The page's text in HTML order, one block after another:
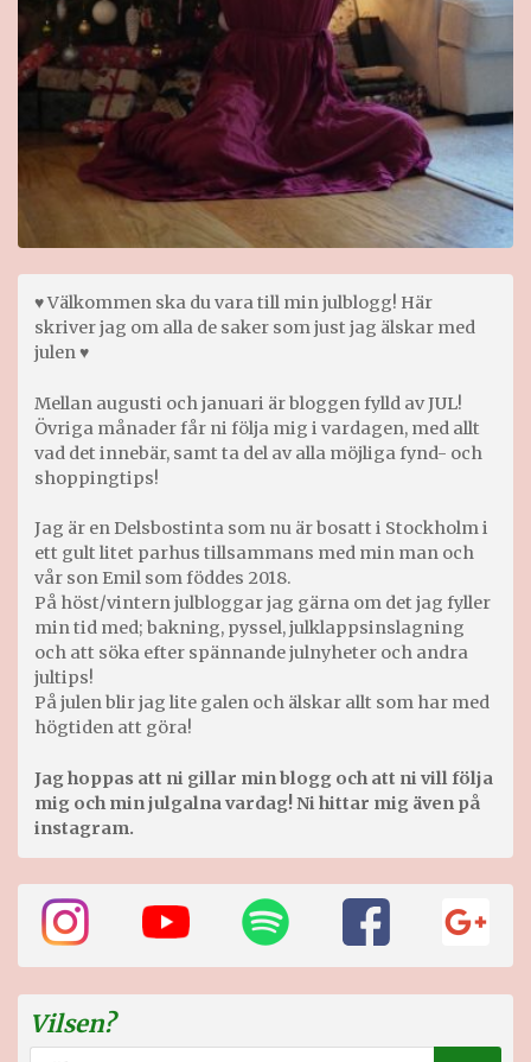
♥ Välkommen ska du vara till min julblogg! Här
skriver jag om alla de saker som just jag älskar med
julen ♥
Mellan augusti och januari är bloggen fylld av JUL!
Övriga månader får ni följa mig i vardagen, med allt
vad det innebär, samt ta del av alla möjliga fynd- och
shoppingtips!
Jag är en Delsbostinta som nu är bosatt i Stockholm i
ett gult litet parhus tillsammans med min man och
vår son Emil som föddes 2018.
På höst/vintern julbloggar jag gärna om det jag fyller
min tid med; bakning, pyssel, julklappsinslagning
och att söka efter spännande julnyheter och andra
jultips!
På julen blir jag lite galen och älskar allt som har med
högtiden att göra!
Jag hoppas att ni gillar min blogg och att ni vill följa
mig och min julgalna vardag! Ni hittar mig även på
instagram.
Vilsen?